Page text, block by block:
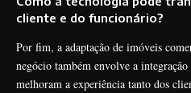
cliente e do funcionário?
Por fim, a adaptação de imóveis
negócio também envolve a
melhoram a experiência tanto dos